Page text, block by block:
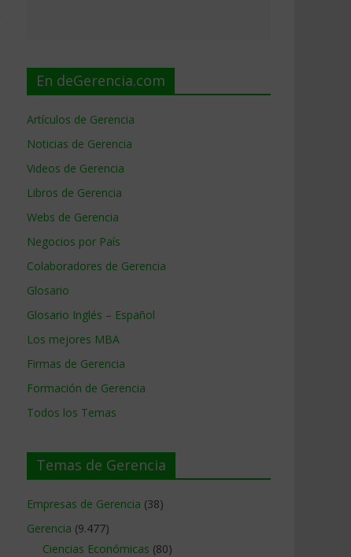
En deGerencia.com
Artículos de Gerencia
Noticias de Gerencia
Videos de Gerencia
Libros de Gerencia
Webs de Gerencia
Negocios por País
Colaboradores de Gerencia
Glosario
Glosario Inglés – Español
Los mejores MBA
Firmas de Gerencia
Formación de Gerencia
Todos los Temas
Temas de Gerencia
Empresas de Gerencia (38)
Gerencia (9.477)
Ciencias Económicas (80)